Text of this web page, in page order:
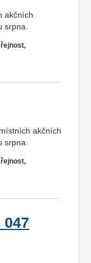
akčních
srpna.
akčních
srpna.